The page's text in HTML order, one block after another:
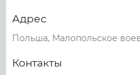
Адрес
Польша, Малопольское
Контакты